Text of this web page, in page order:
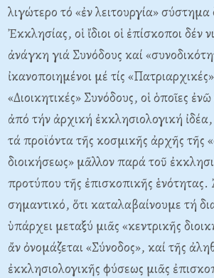
λιγώτερο τό «ἐν λειτουργία» σύστημα
Ἐκκλησίας, οἱ ἴδιοι οἱ ἐπίσκοποι δέν
ἀνάγκη γιά Συνόδους καί
ἰκανοποιημένοι μέ τίς
«Διοικητικές» Συνόδους, οἱ ὁποῖες
ἀπό τήν ἀρχική ἐκκλησιολογική
τά προϊόντα τῆς κοσμικῆς ἀρχῆς τῆς
διοικήσεως» μᾶλλον παρά τοῦ
προτύπου τῆς ἐπισκοπικῆς ἑνότητας.
σημαντικό, ὅτι καταλαβαίνουμε τή
ὑπάρχει μεταξύ μιᾶς «κεντρικῆς
ἄν ὀνομάζεται «Σύνοδος», καί τῆς
ἐκκλησιολογικῆς φύσεως μιᾶς